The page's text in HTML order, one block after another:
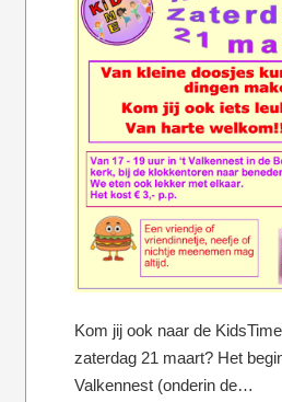
Kom jij ook naar de
zaterdag 21 maart? Het
Valkennest (onderin de…